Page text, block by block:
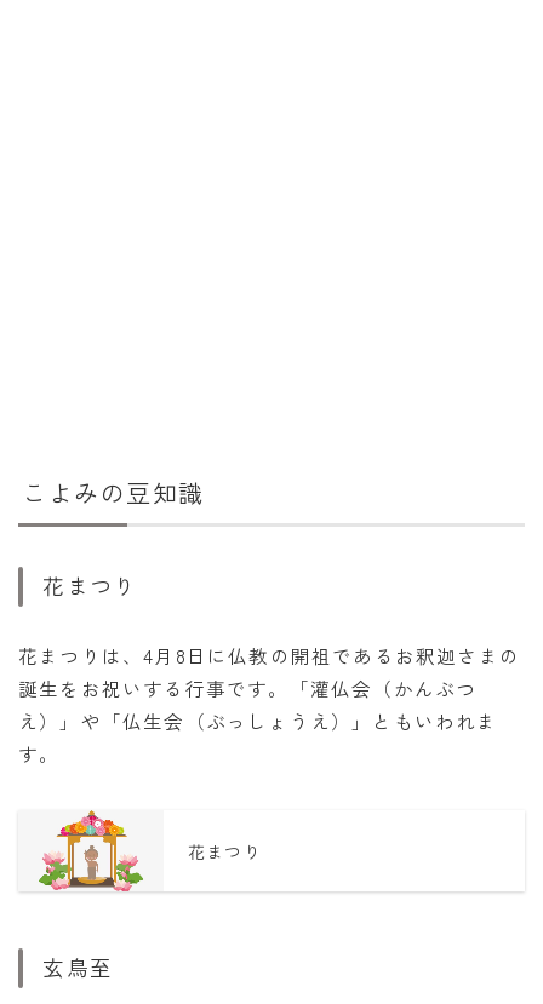
こよみの豆知識
花まつり
花まつりは、4月8日に仏教の開祖であるお釈迦さまの
誕生をお祝いする行事です。「灌仏会（かんぶつ
え）」や「仏生会（ぶっしょうえ）」ともいわれま
す。
花まつり
玄鳥至